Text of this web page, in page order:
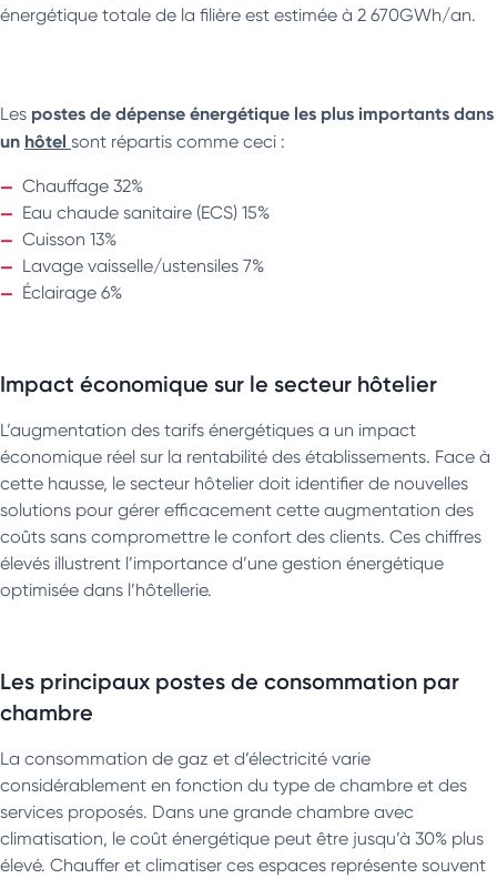
énergétique totale de la filière est estimée à 2 670GWh/an.
Les postes de dépense énergétique les plus importants dans
un hôtel sont répartis comme ceci :
Chauffage 32%
Eau chaude sanitaire (ECS) 15%
Cuisson 13%
Lavage vaisselle/ustensiles 7%
Éclairage 6%
Impact économique sur le secteur hôtelier
L’augmentation des tarifs énergétiques a un impact
économique réel sur la rentabilité des établissements. Face à
cette hausse, le secteur hôtelier doit identifier de nouvelles
solutions pour gérer efficacement cette augmentation des
coûts sans compromettre le confort des clients. Ces chiffres
élevés illustrent l’importance d’une gestion énergétique
optimisée dans l’hôtellerie.
Les principaux postes de consommation par
chambre
La consommation de gaz et d’électricité varie
considérablement en fonction du type de chambre et des
services proposés. Dans une grande chambre avec
climatisation, le coût énergétique peut être jusqu’à 30% plus
élevé. Chauffer et climatiser ces espaces représente souvent